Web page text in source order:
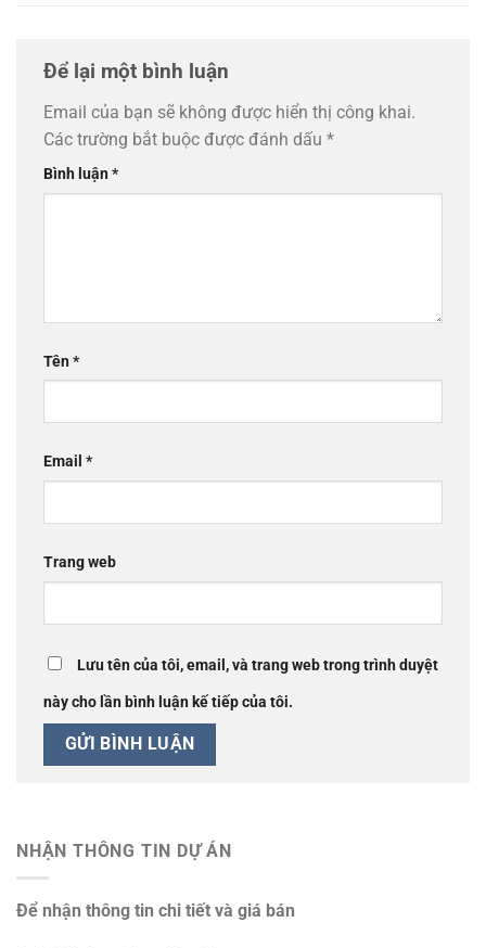
Để lại một bình luận
Email của bạn sẽ không được hiển thị công khai.
Các trường bắt buộc được đánh dấu *
Bình luận*
Tên*
Email *
Trang web
Lưu tên của tôi, email, và trang web trong trình duyệt
này cho lần bình luận kế tiếp của tôi.
NHẬN THÔNG TIN DỰ ÁN
Để nhận thông tin chi tiết và giá bán